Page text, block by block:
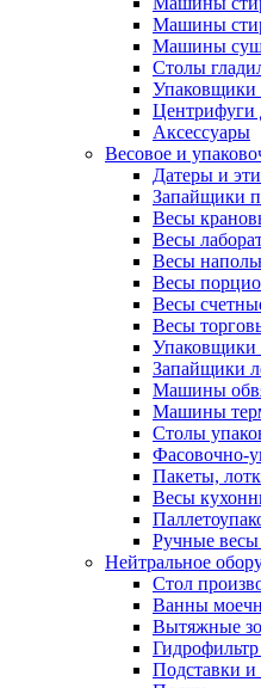
Машины
Машины
Столы
Упаковщики
Центрифуги
Аксессуары
Весовое и
Датеры и
Запайщики
Весы
Весы
Весы
Весы
Весы
Весы
Упаковщики
Запайщики
Машины
Машины
Столы
Фасовочно-
Пакеты,
Весы
Ручные
Нейтральное
Cтол
Ванны
Вытяжные
Подставки и